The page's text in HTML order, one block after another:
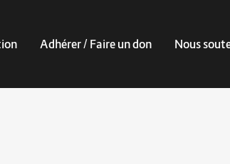
Adhérer / Faire un don Nous